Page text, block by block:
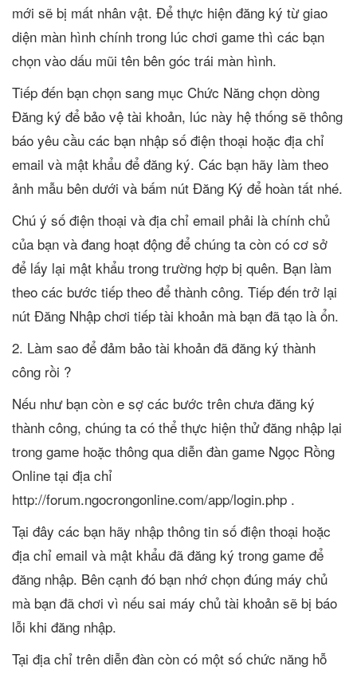
mới sẽ bị mất nhân vật. Để thực hiện đăng ký từ giao
diện màn hình chính trong lúc chơi game thì các bạn
chọn vào dấu mũi tên bên góc trái màn hình.
Tiếp đến bạn chọn sang mục Chức Năng chọn dòng
Đăng ký để bảo vệ tài khoản, lúc này hệ thống sẽ thông
báo yêu cầu các bạn nhập số điện thoại hoặc địa chỉ
email và mật khẩu để đăng ký. Các bạn hãy làm theo
ảnh mẫu bên dưới và bấm nút Đăng Ký để hoàn tất nhé.
Chú ý số điện thoại và địa chỉ email phải là chính chủ
của bạn và đang hoạt động để chúng ta còn có cơ sở
để lấy lại mật khẩu trong trường hợp bị quên. Bạn làm
theo các bước tiếp theo để thành công. Tiếp đến trở lại
nút Đăng Nhập chơi tiếp tài khoản mà bạn đã tạo là ổn.
2. Làm sao để đảm bảo tài khoản đã đăng ký thành
công rồi ?
Nếu như bạn còn e sợ các bước trên chưa đăng ký
thành công, chúng ta có thể thực hiện thử đăng nhập lại
trong game hoặc thông qua diễn đàn game Ngọc Rồng
Online tại địa chỉ
http://forum.ngocrongonline.com/app/login.php .
Tại đây các bạn hãy nhập thông tin số điện thoại hoặc
địa chỉ email và mật khẩu đã đăng ký trong game để
đăng nhập. Bên cạnh đó bạn nhớ chọn đúng máy chủ
mà bạn đã chơi vì nếu sai máy chủ tài khoản sẽ bị báo
lỗi khi đăng nhập.
Tại địa chỉ trên diễn đàn còn có một số chức năng hỗ